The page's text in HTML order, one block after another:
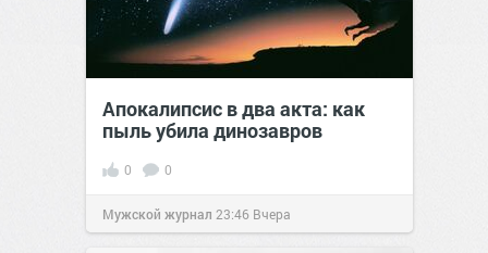
Апокалипсис в два акта: как
пыль убила динозавров
0 0
Мужской журнал 23:46 Вчера